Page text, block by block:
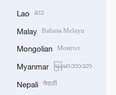
Lao ລາວ
Malay Bahasa Melayu
Mongolian Монгол
Myanmar မြန်မာဘာသာ
Nepali नेपाली